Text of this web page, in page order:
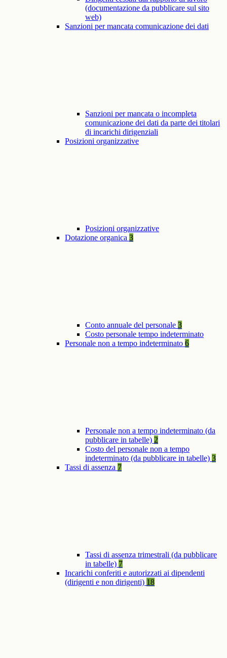
(documentazione da pubblicare sul sito
web)
Sanzioni per mancata comunicazione dei dati
Sanzioni per mancata o incompleta
comunicazione dei dati da parte dei titolari
di incarichi dirigenziali
Posizioni organizzative
Posizioni organizzative
Dotazione organica 3
Conto annuale del personale 3
Costo personale tempo indeterminato
Personale non a tempo indeterminato 6
Personale non a tempo indeterminato (da
pubblicare in tabelle) 2
Costo del personale non a tempo
indeterminato (da pubblicare in tabelle) 3
Tassi di assenza 7
Tassi di assenza trimestrali (da pubblicare
in tabelle) 7
Incarichi conferiti e autorizzati ai dipendenti
(dirigenti e non dirigenti) 18